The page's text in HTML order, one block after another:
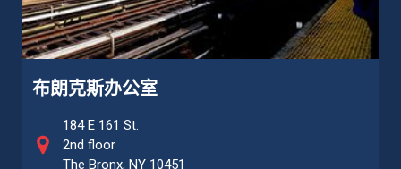
布朗克斯办公室
184 E 161 St.
2nd floor
The Bronx, NY 10451